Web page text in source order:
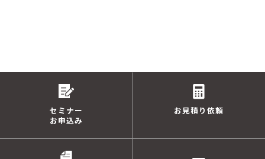
セミナー
お申込み
お見積り依頼